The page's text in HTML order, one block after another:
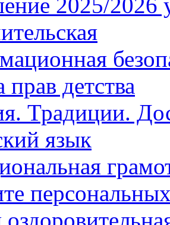
детства
Традиции.
язык